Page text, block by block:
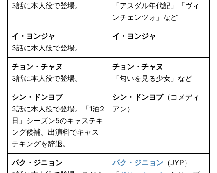
3話に本人役で登場。
「アスダル年代記」「ヴィ
ンチェンツォ」など
イ・ヨンジャ
3話に本人役で登場。
イ・ヨンジャ
チョン・チャヌ
3話に本人役で登場。
チョン・チャヌ
「匂いを見る少女」など
シン・ドンヨプ
3話に本人役で登場。「1泊2
日」シーズン5のキャステキ
ング候補。出演料でキャス
テキングを辞退。
シン・ドンヨプ（コメディ
アン）
パク・ジニョン
パク・ジニョン（JYP）